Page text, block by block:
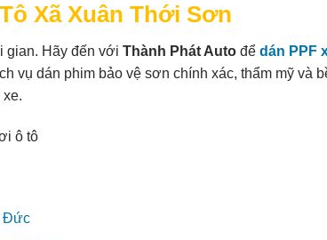
Xã Xuân Thới Sơn
gian. Hãy đến với Thành Phát Auto để dán PPF
vụ dán phim bảo vệ sơn chính xác, thẩm mỹ và
xe.
Đức